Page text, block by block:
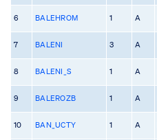
6 BALEHROM 1 A
7 BALENI 3 A
8 BALENI_S 1 A
9 BALEROZB 1 A
10 BAN_UCTY 1 A